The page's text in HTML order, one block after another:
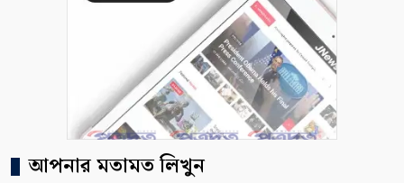
আপনার মতামত লিখুন